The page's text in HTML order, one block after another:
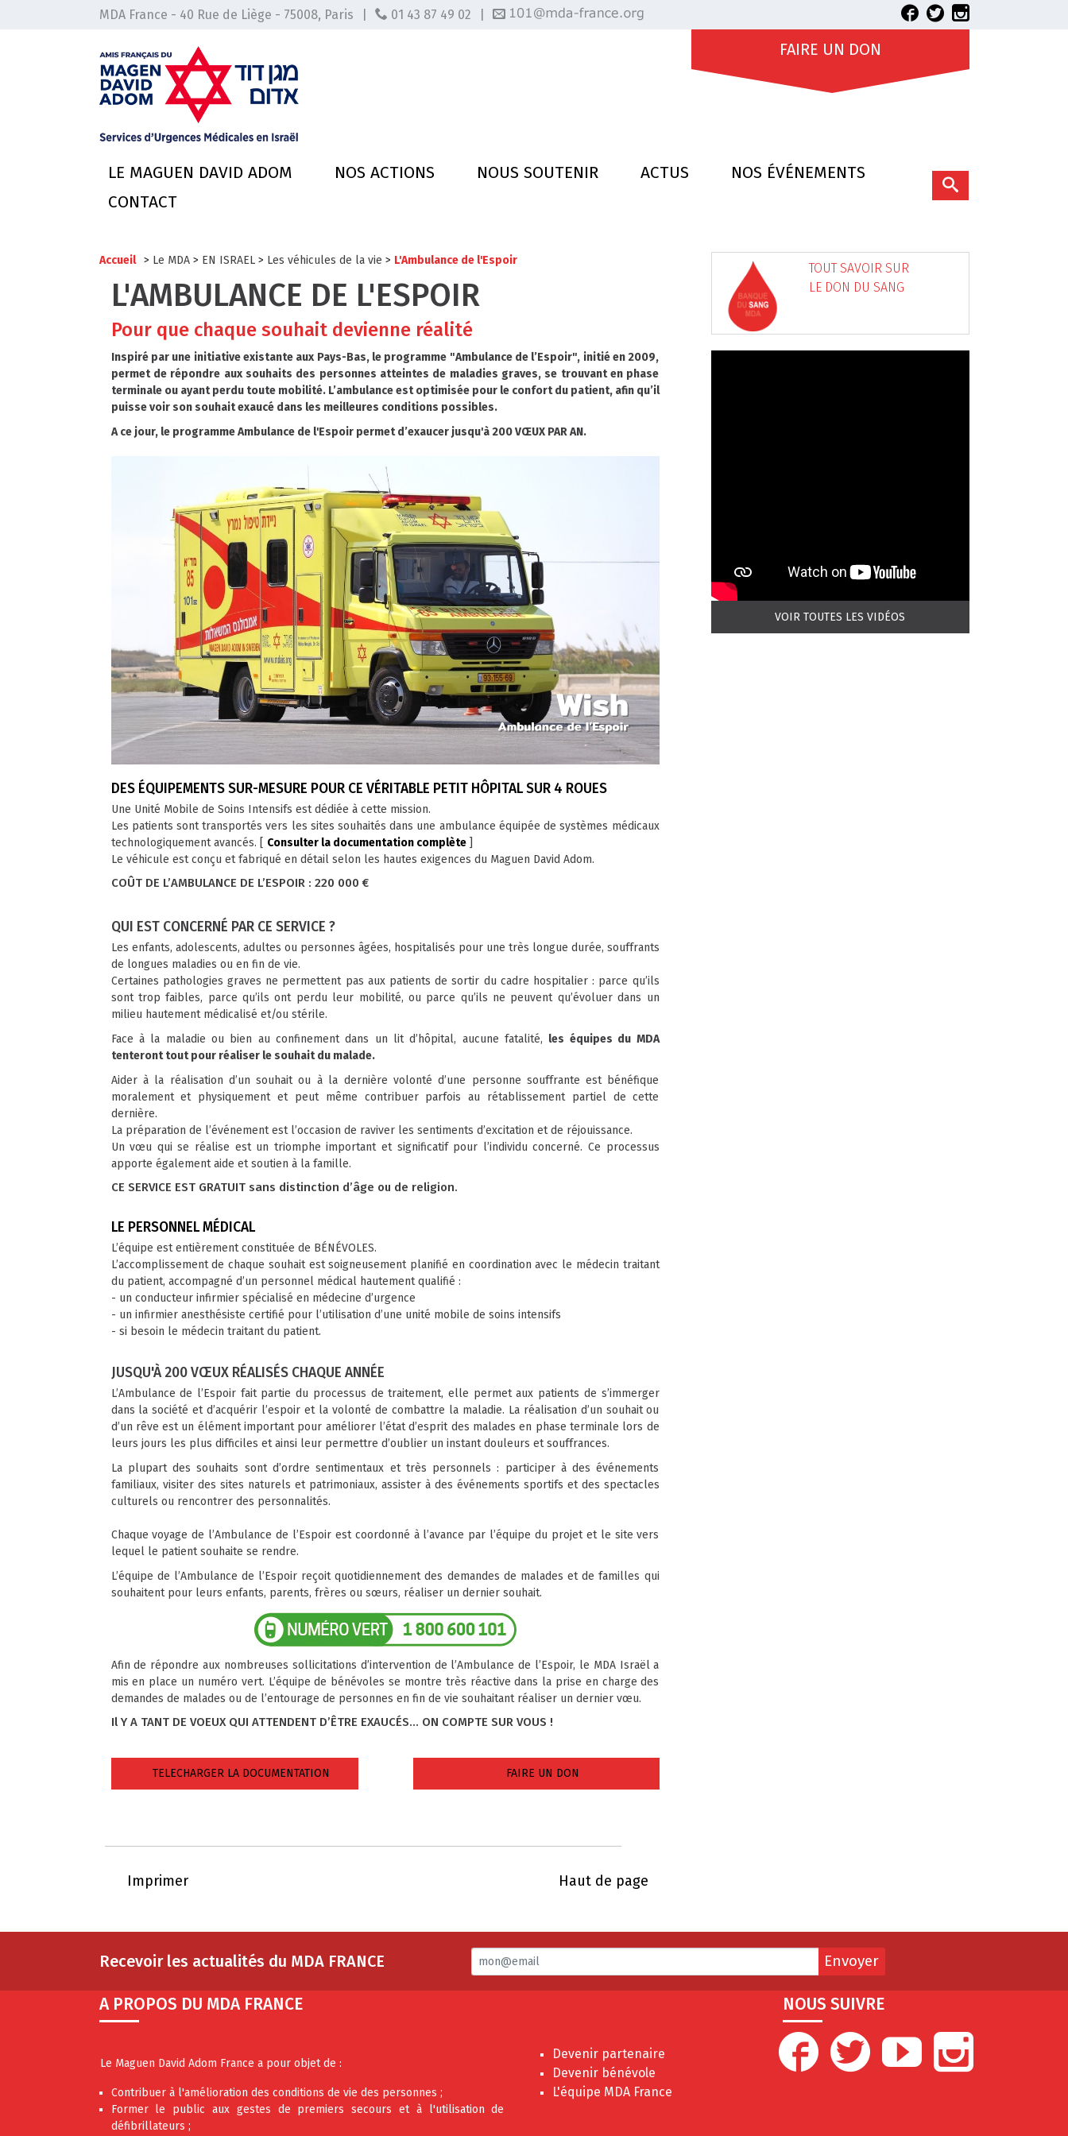
MDA France - 40 Rue de Liège - 75008, Paris 01 43 87 49 02
FAIRE UN DON
LE MAGUEN DAVID ADOM NOS ACTIONS NOUS SOUTENIR ACTUS
NOS ÉVÉNEMENTS
CONTACT
Accueil > Le MDA> EN ISRAEL> Les véhicules de la vie > L'Ambulance de l'Espoir
L'AMBULANCE DE L'ESPOIR
Pour que chaque souhait devienne réalité
Inspiré par une initiative existante aux Pays-Bas, le programme "Ambulance de l’Espoir", initié en 2009,
permet de répondre aux souhaits des personnes atteintes de maladies graves, se trouvant en phase
terminale ou ayant perdu toute mobilité. L’ambulance est optimisée pour le confort du patient, afin qu’il
puisse voir son souhait exaucé dans les meilleures conditions possibles.
A ce jour, le programme Ambulance de l'Espoir permet d’exaucer jusqu'à 200 VŒUX PAR AN.
DES ÉQUIPEMENTS SUR-MESURE POUR CE VÉRITABLE PETIT HÔPITAL SUR 4 ROUES
Une Unité Mobile de Soins Intensifs est dédiée à cette mission.
Les patients sont transportés vers les sites souhaités dans une ambulance équipée de systèmes médicaux
technologiquement avancés. [ Consulter la documentation complète ]
Le véhicule est conçu et fabriqué en détail selon les hautes exigences du Maguen David Adom.
COÛT DE L’AMBULANCE DE L’ESPOIR : 220 000 €
QUI EST CONCERNÉ PAR CE SERVICE ?
Les enfants, adolescents, adultes ou personnes âgées, hospitalisés pour une très longue durée, souffrants
de longues maladies ou en fin de vie.
Certaines pathologies graves ne permettent pas aux patients de sortir du cadre hospitalier : parce qu’ils
sont trop faibles, parce qu’ils ont perdu leur mobilité, ou parce qu’ils ne peuvent qu’évoluer dans un
milieu hautement médicalisé et/ou stérile.
Face à la maladie ou bien au confinement dans un lit d’hôpital, aucune fatalité, les équipes du MDA
tenteront tout pour réaliser le souhait du malade.
Aider à la réalisation d’un souhait ou à la dernière volonté d’une personne souffrante est bénéfique
moralement et physiquement et peut même contribuer parfois au rétablissement partiel de cette
dernière.
La préparation de l’événement est l’occasion de raviver les sentiments d’excitation et de réjouissance.
Un vœu qui se réalise est un triomphe important et significatif pour l’individu concerné. Ce processus
apporte également aide et soutien à la famille.
CE SERVICE EST GRATUIT sans distinction d’âge ou de religion.
LE PERSONNEL MÉDICAL
L’équipe est entièrement constituée de BÉNÉVOLES.
L’accomplissement de chaque souhait est soigneusement planifié en coordination avec le médecin traitant
du patient, accompagné d’un personnel médical hautement qualifié :
- un conducteur infirmier spécialisé en médecine d’urgence
- un infirmier anesthésiste certifié pour l’utilisation d’une unité mobile de soins intensifs
- si besoin le médecin traitant du patient.
JUSQU'À 200 VŒUX RÉALISÉS CHAQUE ANNÉE
L’Ambulance de l’Espoir fait partie du processus de traitement, elle permet aux patients de s’immerger
dans la société et d’acquérir l’espoir et la volonté de combattre la maladie. La réalisation d’un souhait ou
d’un rêve est un élément important pour améliorer l’état d’esprit des malades en phase terminale lors de
leurs jours les plus difficiles et ainsi leur permettre d’oublier un instant douleurs et souffrances.
La plupart des souhaits sont d’ordre sentimentaux et très personnels : participer à des événements
familiaux, visiter des sites naturels et patrimoniaux, assister à des événements sportifs et des spectacles
culturels ou rencontrer des personnalités.
Chaque voyage de l’Ambulance de l’Espoir est coordonné à l’avance par l’équipe du projet et le site vers
lequel le patient souhaite se rendre.
L’équipe de l’Ambulance de l’Espoir reçoit quotidiennement des demandes de malades et de familles qui
souhaitent pour leurs enfants, parents, frères ou sœurs, réaliser un dernier souhait.
Afin de répondre aux nombreuses sollicitations d’intervention de l’Ambulance de l’Espoir, le MDA Israël a
mis en place un numéro vert. L’équipe de bénévoles se montre très réactive dans la prise en charge des
demandes de malades ou de l’entourage de personnes en fin de vie souhaitant réaliser un dernier vœu.
Il Y A TANT DE VOEUX QUI ATTENDENT D’ÊTRE EXAUCÉS... ON COMPTE SUR VOUS !
TELECHARGER LA DOCUMENTATION FAIRE UN DON
Imprimer Haut de page
TOUT SAVOIR SUR
LE DON DU SANG
VOIR TOUTES LES VIDÉOS
Recevoir les actualités du MDA FRANCE Envoyer
A PROPOS DU MDA FRANCE
Le Maguen David Adom France a pour objet de :
Contribuer à l'amélioration des conditions de vie des personnes ;
Former le public aux gestes de premiers secours et à l'utilisation de
défibrillateurs ;
Devenir partenaire
Devenir bénévole
L'équipe MDA France
NOUS SUIVRE